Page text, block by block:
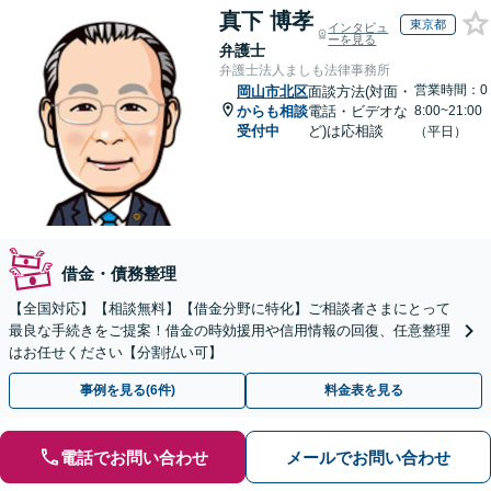
真下 博孝
弁護士
インタビュ
ーを見る
東京都
弁護士法人ましも法律事務所
岡山市北区
からも相談
受付中
面談方法(対面・
電話・ビデオな
ど)は応相談
営業時間：0
8:00~21:00
（平日）
借金・債務整理
【全国対応】【相談無料】【借金分野に特化】ご相談者さまにとって
最良な手続きをご提案！借金の時効援用や信用情報の回復、任意整理
はお任せください【分割払い可】
事例を見る(6件) 料金表を見る
電話でお問い合わせ メールでお問い合わせ